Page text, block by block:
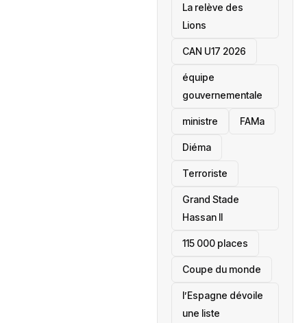
La relève des
Lions
CAN U17 2026
équipe
gouvernementale
ministre FAMa
Diéma
Terroriste
Grand Stade
Hassan II
115 000 places
‎Coupe du monde
l’Espagne dévoile
une liste